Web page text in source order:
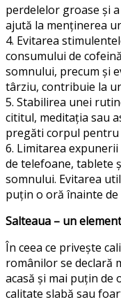
perdelelor groase și
ajută la menținerea
4. Evitarea
consumului de
somnului, precum și
târziu, contribuie la
5. Stabilirea unei
cititul, meditația sau
pregăti corpul pentru
6. Limitarea expunerii
de telefoane, tablete
somnului. Evitarea
puțin o oră înainte
Salteaua – un
În ceea ce privește
românilor se declară
acasă și mai puțin de
calitate slabă sau